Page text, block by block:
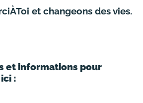
et changeons des vies.
et informations pour
: